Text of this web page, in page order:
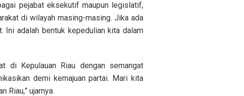
pejabat eksekutif maupun legislatif,
di wilayah masing-masing. Jika ada
Ini adalah bentuk kepedulian kita dalam
di Kepulauan Riau dengan semangat
demi kemajuan partai. Mari kita
Riau,” ujarnya.